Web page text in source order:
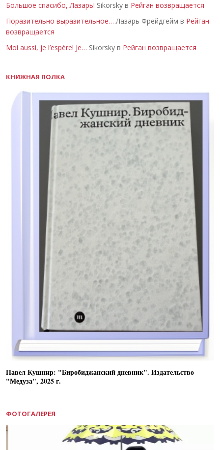
Большое спасибо, Лазарь! Sikorsky в Рейган возвращается
Поразительно выразительное… Лазарь Фрейдгейм в Рейган
возвращается
Moi aussi, je l’espère! Je… Sikorsky в Рейган возвращается
КНИЖНАЯ ПОЛКА
Павел Кушнир: "Биробиджанский дневник". Издательство
"Медуза", 2025 г.
ФОТОГАЛЕРЕЯ